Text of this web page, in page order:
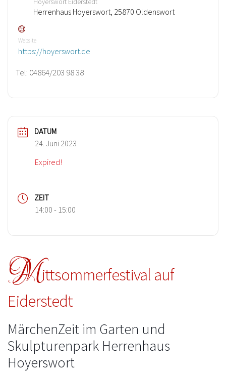
Herrenhaus Hoyerswort, 25870 Oldenswort
Website
https://hoyerswort.de
Tel: 04864/203 98 38
DATUM
24. Juni 2023
Expired!
ZEIT
14:00 - 15:00
Mittsommerfestival auf
Eiderstedt
MärchenZeit im Garten und
Skulpturenpark Herrenhaus
Hoyerswort